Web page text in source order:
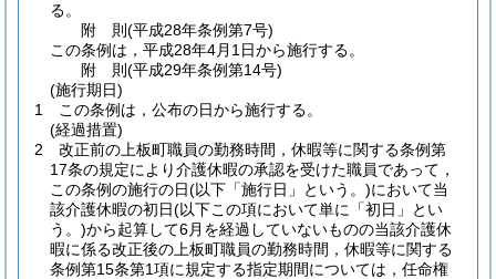
る。
附 則(平成28年条例第7号)
この条例は，平成28年4月1日から施行する。
附 則(平成29年条例第14号)
(施行期日)
1
この条例は，公布の日から施行する。
(経過措置)
2
改正前の上板町職員の勤務時間，休暇等に関する条例第
17条の規定により介護休暇の承認を受けた職員であって，
この条例の施行の日(以下「施行日」という。)において当
該介護休暇の初日(以下この項において単に「初日」とい
う。)から起算して6月を経過していないものの当該介護休
暇に係る改正後の上板町職員の勤務時間，休暇等に関する
条例第15条第1項に規定する指定期間については，任命権